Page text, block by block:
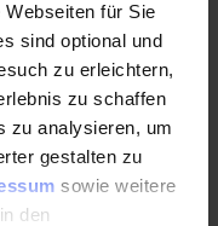
für Sie
sind optional und
zu erleichtern,
zu schaffen
zu analysieren, um
gestalten zu
sowie weitere
den
Einblick in den
(GuD). Im
Sie folgende